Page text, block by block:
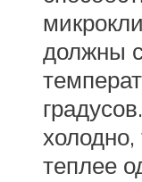
должны
теплее